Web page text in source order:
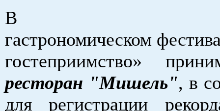
В
гастрономическом
гостеприимство»
ресторан "Мишель", в
для регистрации